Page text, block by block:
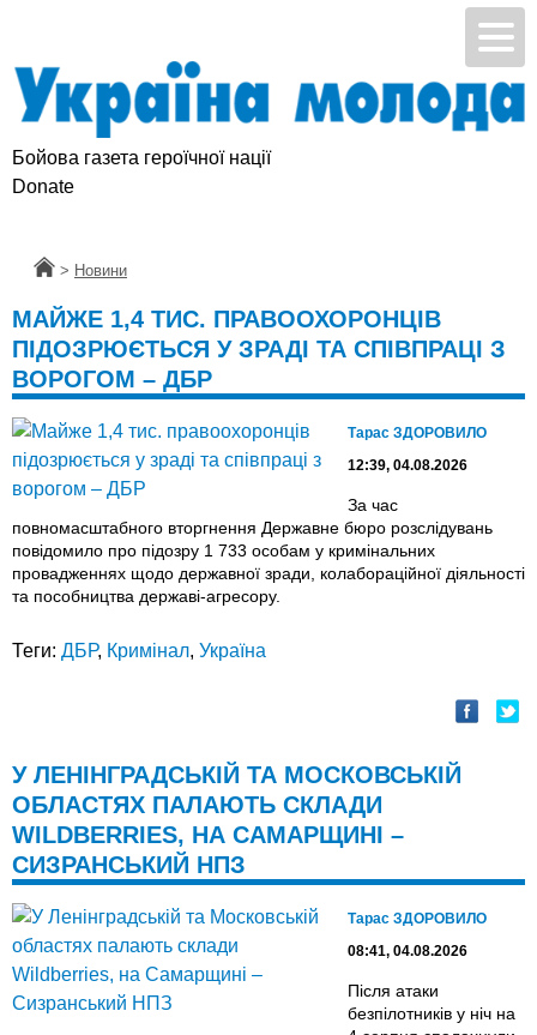
Бойова газета героїчної нації
Donate
Головна
> Новини
МАЙЖЕ 1,4 ТИС. ПРАВООХОРОНЦІВ
ПІДОЗРЮЄТЬСЯ У ЗРАДІ ТА СПІВПРАЦІ З
ВОРОГОМ – ДБР
Тарас ЗДОРОВИЛО
12:39, 04.08.2026
За час
повномасштабного вторгнення Державне бюро розслідувань
повідомило про підозру 1 733 особам у кримінальних
провадженнях щодо державної зради, колабораційної діяльності
та пособництва державі-агресору.
Теги: ДБР, Кримінал, Україна
У ЛЕНІНГРАДСЬКІЙ ТА МОСКОВСЬКІЙ
ОБЛАСТЯХ ПАЛАЮТЬ СКЛАДИ
WILDBERRIES, НА САМАРЩИНІ –
СИЗРАНСЬКИЙ НПЗ
Тарас ЗДОРОВИЛО
08:41, 04.08.2026
Після атаки
безпілотників у ніч на